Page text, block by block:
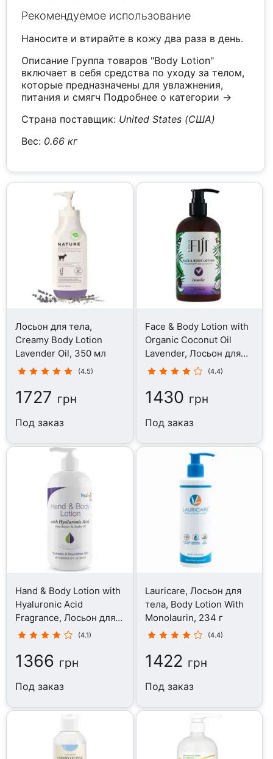
Рекомендуемое использование
Наносите и втирайте в кожу два раза в день.
Описание Группа товаров "Body Lotion"
включает в себя средства по уходу за телом,
которые предназначены для увлажнения,
питания и смягч Подробнее о категории →
Страна поставщик: United States (США)
Вес: 0.66 кг
Лосьон для тела,
Creamy Body Lotion
Lavender Oil, 350 мл
(4.5)
1727 грн
Под заказ
Face & Body Lotion with
Organic Coconut Oil
Lavender, Лосьон для
тела, 354 мл
(4.4)
1430 грн
Под заказ
Hand & Body Lotion with
Hyaluronic Acid
Fragrance, Лосьон для
тела, 295.7 мл(4.1)
1366 грн
Под заказ
Lauricare, Лосьон для
тела, Body Lotion With
Monolaurin, 234 г
(4.4)
1422 грн
Под заказ